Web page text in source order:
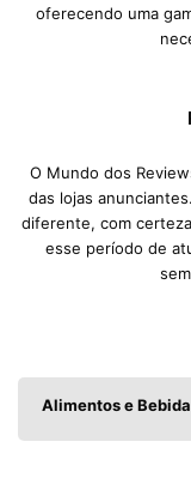
oferecendo uma
O Mundo dos
das lojas
diferente, com
esse período de
Alimentos e